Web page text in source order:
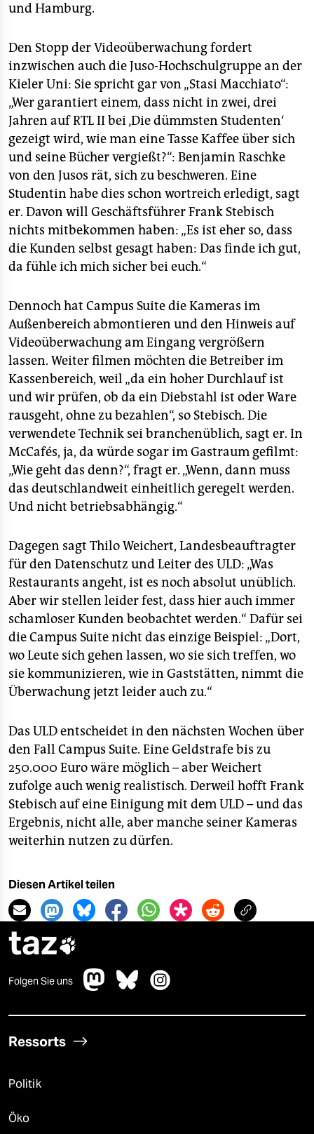
und Hamburg.
Den Stopp der Videoüberwachung fordert
inzwischen auch die Juso-Hochschulgruppe an der
Kieler Uni: Sie spricht gar von „Stasi Macchiato“:
„Wer garantiert einem, dass nicht in zwei, drei
Jahren auf RTL II bei ‚Die dümmsten Studenten‘
gezeigt wird, wie man eine Tasse Kaffee über sich
und seine Bücher vergießt?“: Benjamin Raschke
von den Jusos rät, sich zu beschweren. Eine
Studentin habe dies schon wortreich erledigt, sagt
er. Davon will Geschäftsführer Frank Stebisch
nichts mitbekommen haben: „Es ist eher so, dass
die Kunden selbst gesagt haben: Das finde ich gut,
da fühle ich mich sicher bei euch.“
Dennoch hat Campus Suite die Kameras im
Außenbereich abmontieren und den Hinweis auf
Videoüberwachung am Eingang vergrößern
lassen. Weiter filmen möchten die Betreiber im
Kassenbereich, weil „da ein hoher Durchlauf ist
und wir prüfen, ob da ein Diebstahl ist oder Ware
rausgeht, ohne zu bezahlen“, so Stebisch. Die
verwendete Technik sei branchenüblich, sagt er. In
McCafés, ja, da würde sogar im Gastraum gefilmt:
„Wie geht das denn?“, fragt er. „Wenn, dann muss
das deutschlandweit einheitlich geregelt werden.
Und nicht betriebsabhängig.“
Dagegen sagt Thilo Weichert, Landesbeauftragter
für den Datenschutz und Leiter des ULD: „Was
Restaurants angeht, ist es noch absolut unüblich.
Aber wir stellen leider fest, dass hier auch immer
schamloser Kunden beobachtet werden.“ Dafür sei
die Campus Suite nicht das einzige Beispiel: „Dort,
wo Leute sich gehen lassen, wo sie sich treffen, wo
sie kommunizieren, wie in Gaststätten, nimmt die
Überwachung jetzt leider auch zu.“
Das ULD entscheidet in den nächsten Wochen über
den Fall Campus Suite. Eine Geldstrafe bis zu
250.000 Euro wäre möglich – aber Weichert
zufolge auch wenig realistisch. Derweil hofft Frank
Stebisch auf eine Einigung mit dem ULD – und das
Ergebnis, nicht alle, aber manche seiner Kameras
weiterhin nutzen zu dürfen.
Diesen Artikel teilen
taz
Folgen Sie uns
Ressorts
Politik
Öko